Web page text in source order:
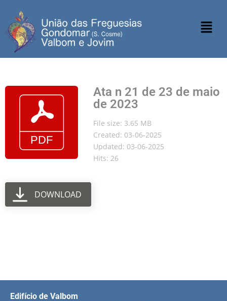
Ata n 21 de 23 de maio
de 2023
File size: 3.65 MB
Created: 03-06-2025
Updated: 03-06-2025
Hits: 26
DOWNLOAD
Edifício de Valbom